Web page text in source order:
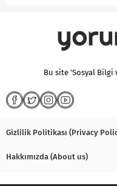
Bu site 'Sosyal Bilgi
Gizlilik Politikası (Privacy
Hakkımızda (About us)